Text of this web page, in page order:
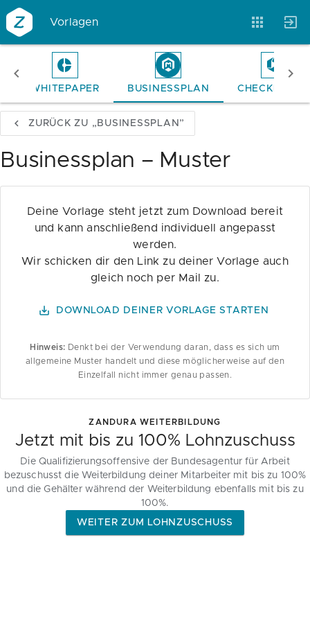
Vorlagen
Vorlagen Neukunden Unternehmen
Club
WHITEPAPER BUSINESSPLAN CHECKLISTEN
ZURÜCK ZU „BUSINESSPLAN”
Businessplan – Muster
Deine Vorlage steht jetzt zum Download bereit
und kann anschließend individuell angepasst
werden.
Wir schicken dir den Link zu deiner Vorlage auch
gleich noch per Mail zu.
DOWNLOAD DEINER VORLAGE STARTEN
Hinweis: Denkt bei der Verwendung daran, dass es sich um
allgemeine Muster handelt und diese möglicherweise auf den
Einzelfall nicht immer genau passen.
ZANDURA WEITERBILDUNG
Jetzt mit bis zu 100% Lohnzuschuss
Die Qualifizierungsoffensive der Bundesagentur für Arbeit
bezuschusst die Weiterbildung deiner Mitarbeiter mit bis zu 100%
und die Gehälter während der Weiterbildung ebenfalls mit bis zu
100%.
WEITER ZUM LOHNZUSCHUSS